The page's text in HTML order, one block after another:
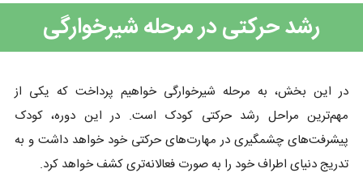
رشد حرکتی در مرحله شیرخوارگی
در این بخش، به مرحله شیرخوارگی خواهیم پرداخت که یکی از
مهم‌ترین مراحل رشد حرکتی کودک است. در این دوره، کودک
پیشرفت‌های چشمگیری در مهارت‌های حرکتی خود خواهد داشت و به
تدریج دنیای اطراف خود را به صورت فعالانه‌تری کشف خواهد کرد.